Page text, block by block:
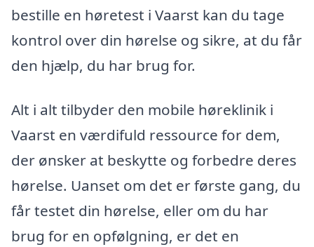
bestille en høretest i Vaarst kan du tage
kontrol over din hørelse og sikre, at du får
den hjælp, du har brug for.
Alt i alt tilbyder den mobile høreklinik i
Vaarst en værdifuld ressource for dem,
der ønsker at beskytte og forbedre deres
hørelse. Uanset om det er første gang, du
får testet din hørelse, eller om du har
brug for en opfølgning, er det en